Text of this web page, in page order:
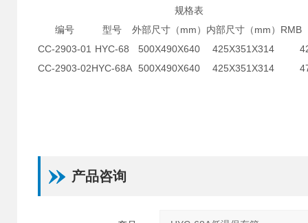
规格表
编号
型号 外部尺寸（mm） 内部尺寸（mm） RMB
CC-2903-01 HYC-68 500X490X640 425X351X314
CC-2903-02HYC-68A 500X490X640 425X351X314
产品咨询